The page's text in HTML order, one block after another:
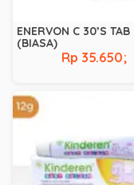
ENERVON C 30’S TAB
(BIASA)
Rp 35.650;